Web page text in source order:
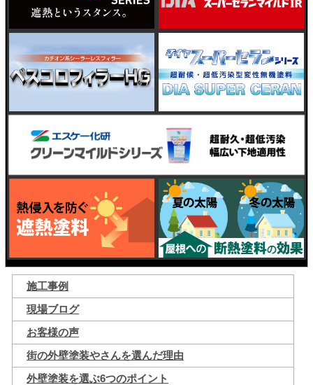
施工事例
現場ブログ
お客様の声
街の外壁塗装やさんを選んだ理由
外壁塗装を選ぶ6つのポイント